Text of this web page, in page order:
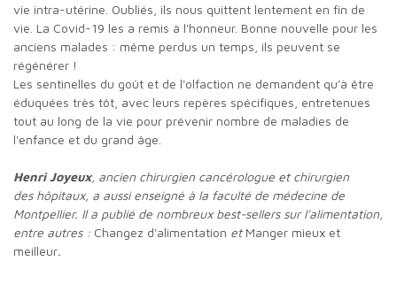
vie intra-utérine. Oubliés, ils nous quittent lentement en fin de
vie. La Covid-19 les a remis à l'honneur. Bonne nouvelle pour les
anciens malades : même perdus un temps, ils peuvent se
régénérer !
Les sentinelles du goût et de l'olfaction ne demandent qu'à être
éduquées très tôt, avec leurs repères spécifiques, entretenues
tout au long de la vie pour prévenir nombre de maladies de
l'enfance et du grand âge.
Henri Joyeux, ancien chirurgien cancérologue et chirurgien
des hôpitaux, a aussi enseigné à la faculté de médecine de
Montpellier. Il a publié de nombreux best-sellers sur l'alimentation,
entre autres : Changez d'alimentation et Manger mieux et
meilleur.